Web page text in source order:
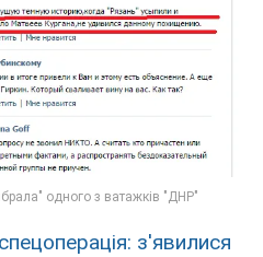
з'явилися